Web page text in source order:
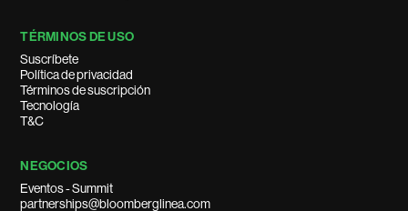
TÉRMINOS DE USO
Suscríbete
Política de privacidad
Términos de suscripción
Tecnología
T&C
NEGOCIOS
Eventos - Summit
partnerships@bloomberglinea.com